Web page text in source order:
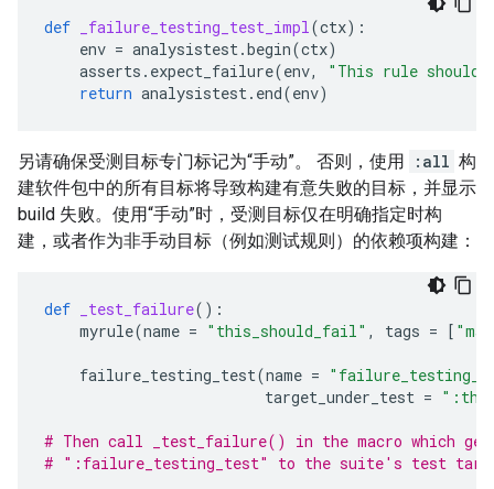
def _failure_testing_test_impl(ctx):
env = analysistest.begin(ctx)
asserts . expect_failure(env,
"This rule should
return analysistest. end(env)
另请确保受测目标专门标记为“手动”。 否则，使用 :all 构
建软件包中的所有目标将导致构建有意失败的目标，并显示
build 失败。使用“手动”时，受测目标仅在明确指定时构
建，或者作为非手动目标（例如测试规则）的依赖项构建：
def _test_failure():
myrule(name = "this_should_fail" , tags = [
failure_testing_test(name =
target_under_test =
# Then call _test_failure() in the macro which
# ":failure_testing_test" to the suite's test